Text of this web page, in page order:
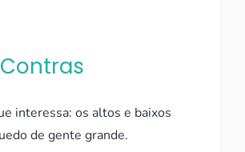
interessa: os altos e baixos
de gente grande.